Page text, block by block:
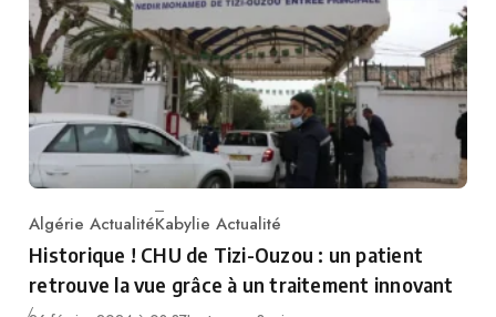
Category
Algérie ActualitéKabylie Actualité
Historique ! CHU de Tizi-Ouzou : un patient
retrouve la vue grâce à un traitement innovant